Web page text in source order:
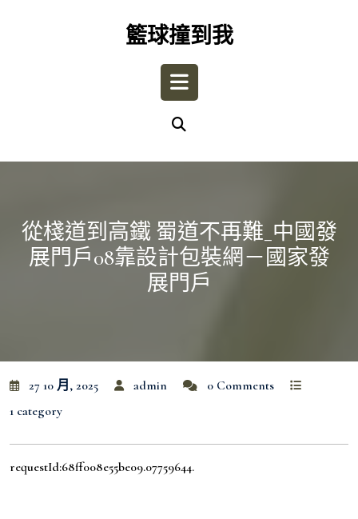
籃球撞到我
Open
從棧道到高鐵 蜀道不再難_中國發
展門戶08靠設計包裝網－國家發
展門戶
27 10 月, 2025 admin
0 Comments
1 category
requestId:68ff008e55be09.07759644.